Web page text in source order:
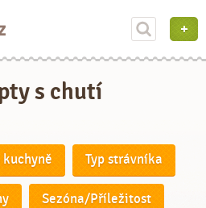
s chutí
kuchyně Typ strávníka
Sezóna/Příležitost